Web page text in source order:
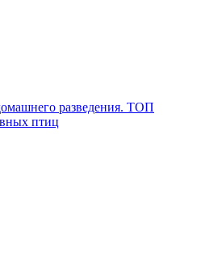
разведения. ТОП
птиц